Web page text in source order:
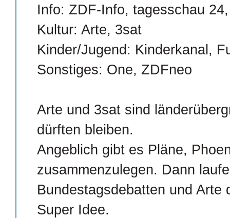
Info: ZDF-Info, tagesschau
Kultur: Arte, 3sat
Kinder/Jugend: Kinderkanal,
Sonstiges: One, ZDFneo
Arte und 3sat sind
dürften bleiben.
Angeblich gibt es Pläne,
zusammenzulegen. Dann
Bundestagsdebatten und Arte
Super Idee.